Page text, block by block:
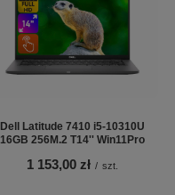
Dell Latitude 7410 i5-10310U
16GB 256M.2 T14'' Win11Pro
1 153,00 zł / szt.